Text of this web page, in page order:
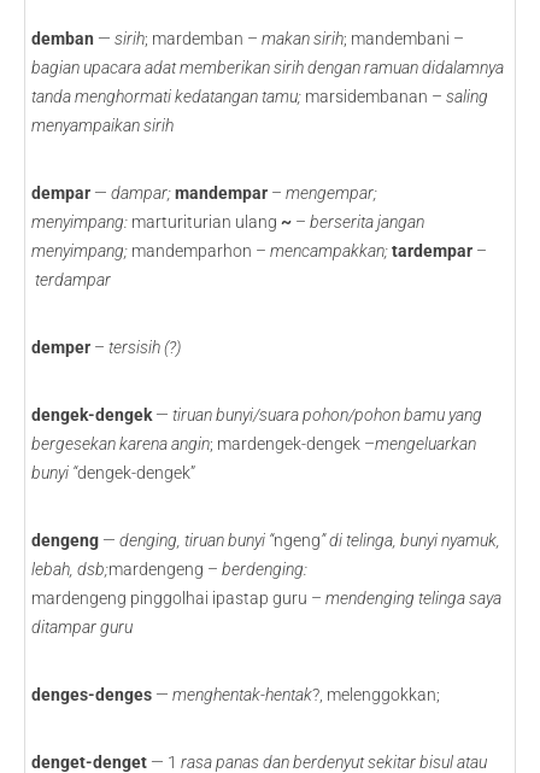
demban — sirih; mardemban – makan sirih; mandembani –
bagian upacara adat memberikan sirih dengan ramuan didalamnya
tanda menghormati kedatangan tamu; marsidembanan – saling
menyampaikan sirih
dempar — dampar;mandempar – mengempar;
menyimpang: marturiturian ulang ~ – berserita jangan
menyimpang; mandemparhon – mencampakkan;tardempar –
terdampar
demper – tersisih (?)
dengek-dengek — tiruan bunyi/suara pohon/pohon bamu yang
bergesekan karena angin; mardengek-dengek –mengeluarkan
bunyi “dengek-dengek”
dengeng — denging, tiruan bunyi “ngeng” di telinga, bunyi nyamuk,
lebah, dsb;mardengeng – berdenging:
mardengeng pinggolhai ipastap guru – mendenging telinga saya
ditampar guru
denges-denges — menghentak-hentak?, melenggokkan;
denget-denget — 1 rasa panas dan berdenyut sekitar bisul atau